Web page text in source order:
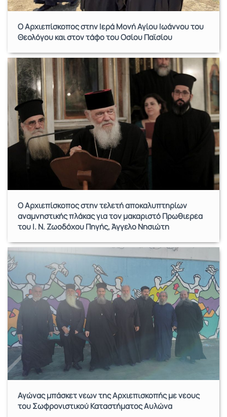
Ο Αρχιεπίσκοπος στην Ιερά Μονή Αγίου Ιωάννου του
Θεολόγου και στον τάφο του Οσίου Παϊσίου
Ο Αρχιεπίσκοπος στην τελετή αποκαλυπτηρίων
αναμνηστικής πλάκας για τον μακαριστό Πρωθιερέα
του Ι. Ν. Ζωοδόχου Πηγής, Άγγελο Νησιώτη
Αγώνας μπάσκετ νέων της Αρχιεπισκοπής με νέους
του Σωφρονιστικού Καταστήματος Αυλώνα